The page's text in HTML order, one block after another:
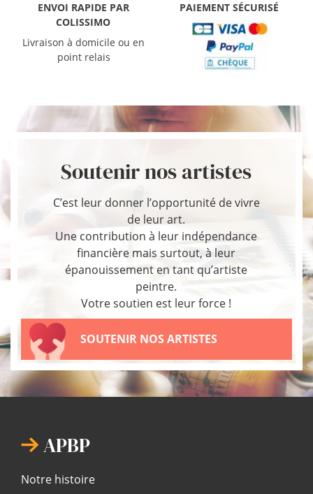
ENVOI RAPIDE PAR
COLISSIMO
Livraison à domicile ou en
point relais
PAIEMENT SÉCURISÉ
Soutenir nos artistes
C’est leur donner l’opportunité de vivre
de leur art.
Une contribution à leur indépendance
financière mais surtout, à leur
épanouissement en tant qu’artiste
peintre.
Votre soutien est leur force !
SOUTENIR NOS ARTISTES
APBP
Notre histoire